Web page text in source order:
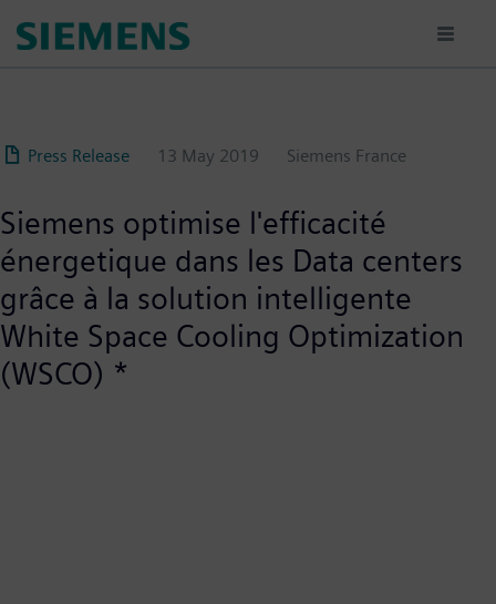
Press Release 13 May 2019 Siemens France
Siemens optimise l'efficacité
énergetique dans les Data centers
grâce à la solution intelligente
White Space Cooling Optimization
(WSCO) *